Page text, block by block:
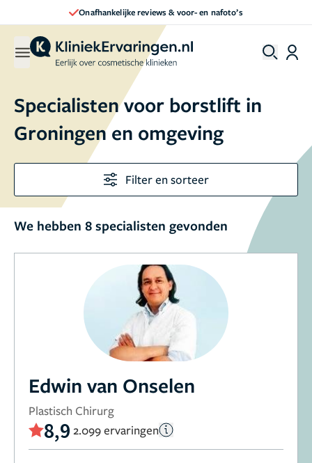
Onafhankelijke reviews & voor- en nafoto’s
Specialisten voor borstlift in
Groningen en omgeving
Filter en sorteer
We hebben 8 specialisten gevonden
Edwin van Onselen
Plastisch Chirurg
8,9 2.099 ervaringen